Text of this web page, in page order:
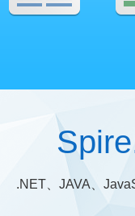
.NET、JAVA、